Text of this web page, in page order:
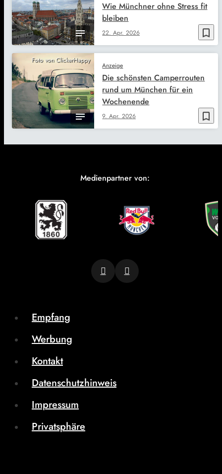
bookmark_border
22. Apr. 2026
Wie Münchner ohne Stress fit
bleiben
Foto von ClickerHappy
bookmark_border
Anzeige
9. Apr. 2026
Die schönsten Camperrouten
rund um München für ein
Wochenende
Medienpartner von:
Empfang
Werbung
Kontakt
Datenschutzhinweis
Impressum
Privatsphäre